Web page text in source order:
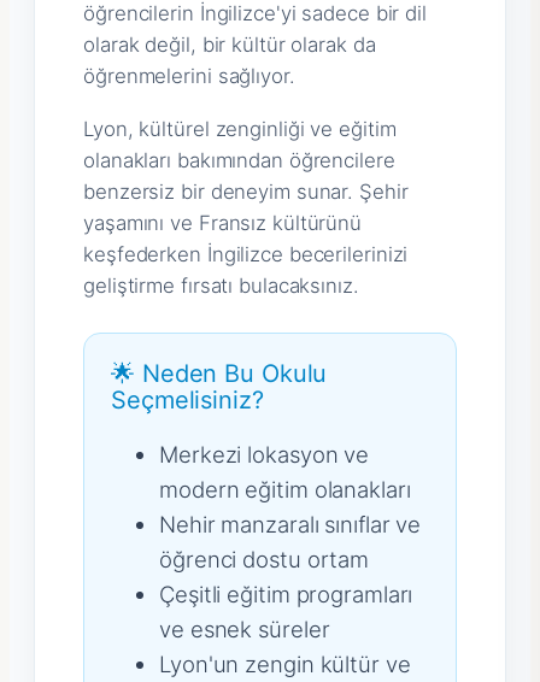
öğrencilerin İngilizce'yi sadece bir dil
olarak değil, bir kültür olarak da
öğrenmelerini sağlıyor.
Lyon, kültürel zenginliği ve eğitim
olanakları bakımından öğrencilere
benzersiz bir deneyim sunar. Şehir
yaşamını ve Fransız kültürünü
keşfederken İngilizce becerilerinizi
geliştirme fırsatı bulacaksınız.
🌟 Neden Bu Okulu
Seçmelisiniz?
Merkezi lokasyon ve
modern eğitim olanakları
Nehir manzaralı sınıflar ve
öğrenci dostu ortam
Çeşitli eğitim programları
ve esnek süreler
Lyon'un zengin kültür ve